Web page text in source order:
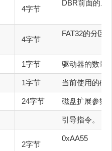
4字节
DBR前面的
4字节
FAT32
1字节 驱
1字节 当前
24字节 磁盘
引
2字节